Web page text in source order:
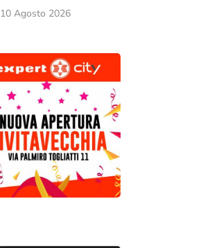
10 Agosto 2026